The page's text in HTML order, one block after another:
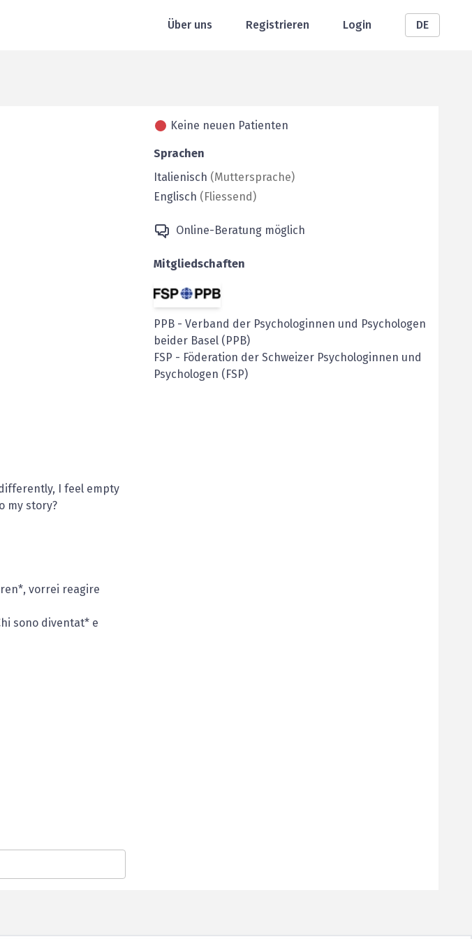
Über uns Registrieren Login DE
I feel empty
my story?
vorrei reagire
sono diventat* e
Keine neuen Patienten
Sprachen
Italienisch (Muttersprache)
Englisch (Fliessend)
Online-Beratung möglich
Mitgliedschaften
PPB - Verband der Psychologinnen und Psychologen
beider Basel (PPB)
FSP - Föderation der Schweizer Psychologinnen und
Psychologen (FSP)